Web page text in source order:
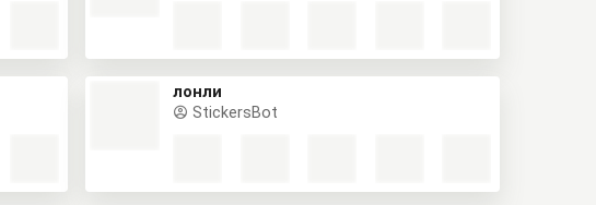
лонли
StickersBot